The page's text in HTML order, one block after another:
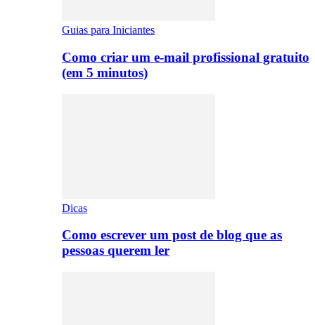
Guias para Iniciantes
Como criar um e-mail profissional gratuito
(em 5 minutos)
Dicas
Como escrever um post de blog que as
pessoas querem ler